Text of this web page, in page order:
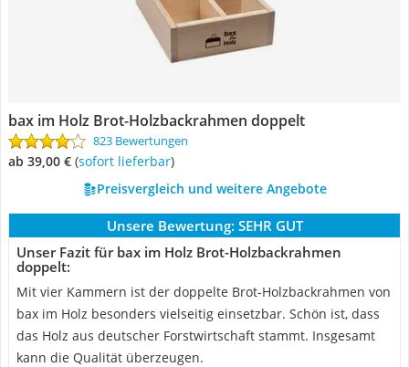
bax im Holz Brot-Holzbackrahmen doppelt
823 Bewertungen
ab 39,00 € ( Sofort lieferbar)
Preisvergleich und weitere Angebote
Unsere Bewertung: SEHR GUT
Unser Fazit für bax im Holz Brot-Holzbackrahmen
doppelt:
Mit vier Kammern ist der doppelte Brot-Holzbackrahmen von
bax im Holz besonders vielseitig einsetzbar. Schön ist, dass
das Holz aus deutscher Forstwirtschaft stammt. Insgesamt
kann die Qualität überzeugen.